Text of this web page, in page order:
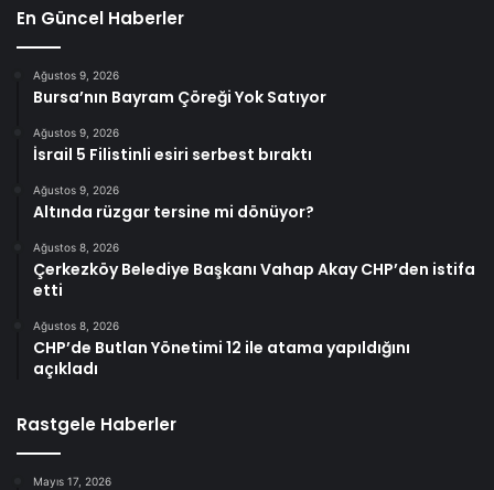
En Güncel Haberler
Ağustos 9, 2026
Bursa’nın Bayram Çöreği Yok Satıyor
Ağustos 9, 2026
İsrail 5 Filistinli esiri serbest bıraktı
Ağustos 9, 2026
Altında rüzgar tersine mi dönüyor?
Ağustos 8, 2026
Çerkezköy Belediye Başkanı Vahap Akay CHP’den istifa
etti
Ağustos 8, 2026
CHP’de Butlan Yönetimi 12 ile atama yapıldığını
açıkladı
Rastgele Haberler
Mayıs 17, 2026